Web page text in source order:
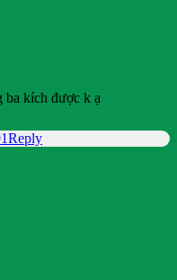
ba kích được k ạ
Reply